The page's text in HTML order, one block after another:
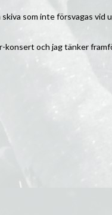
som inte försvagas vid
och jag tänker